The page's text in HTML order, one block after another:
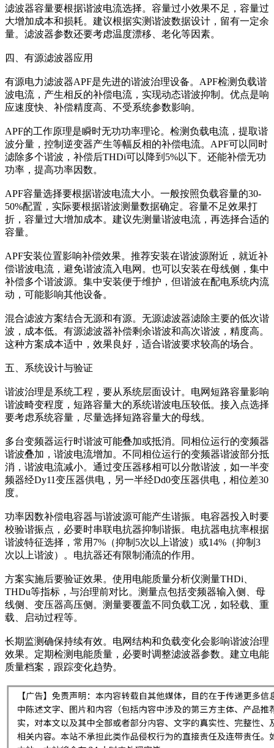
滤波器容量要根据谐波电流选择。容量过小效果不足，容量过
大增加成本和损耗。建议根据实测谐波数据设计，留有一定余
量。滤波器参数还要考虑温度漂移、老化等因素。
四、有源滤波器应用
有源电力滤波器APF是先进的谐波治理设备。APF检测负载谐
波电流，产生相反的补偿电流，实现动态谐波抑制。优点是响
应速度快、补偿精度高、不受系统参数影响。
APF的工作原理是瞬时无功功率理论。检测负载电流，提取谐
波分量，控制逆变器产生等幅反相的补偿电流。APF可以同时
滤除多个谐波，补偿后THDi可以降到5%以下。还能补偿无功
功率，提高功率因数。
APF容量选择要根据谐波电流大小。一般按照负载容量的30-
50%配置，实际要根据谐波测量数据确定。容量不足效果打
折，容量过大增加成本。建议先测量谐波电流，再选择合适的
容量。
APF安装位置影响补偿效果。推荐安装在谐波源附近，就近补
偿谐波电流，避免谐波流入电网。也可以安装在母线侧，集中
补偿多个谐波源。集中安装便于维护，但谐波在配电系统内流
动，可能影响其他设备。
混合滤波方案结合无源和有源。无源滤波器滤除主要的低次谐
波，成本低。有源滤波器补偿剩余谐波和高次谐波，精度高。
这种方案成本适中，效果良好，适合谐波要求较高的场合。
五、系统设计与验证
谐波治理是系统工程，要从系统层面设计。电网短路容量影响
谐波畸变程度，短路容量大的系统谐波电压较低。接入点选择
要考虑系统容量，尽量选择短路容量大的母线。
多台变频器运行时谐波可能叠加或抵消。同相位运行的变频器
谐波叠加，谐波电流增加。不同相位运行的变频器谐波部分抵
消，谐波电流减小。通过变压器移相可以分散谐波，如一半变
频器经Dy11变压器供电，另一半经Dd0变压器供电，相位差30
度。
功率因数补偿电容器与谐波源可能产生谐振。电容器投入时要
校验谐振点，必要时串联电抗器抑制谐振。电抗器电抗率根据
谐波特征选择，常用7%（抑制5次以上谐波）或14%（抑制3
次以上谐波）。电抗器还有限制涌流的作用。
方案实施后要验证效果。使用电能质量分析仪测量THDi、
THDu等指标，与治理前对比。测量点包括变频器输入侧、母
线侧、变压器高压侧。测量要覆盖不同负载工况，如轻载、重
载、启动过程等。
长期监测确保持续有效。电网结构和负载变化会影响谐波治理
效果。定期检测电能质量，必要时调整滤波器参数。建立电能
质量档案，跟踪变化趋势。